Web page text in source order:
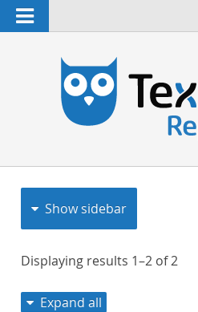
Navigation
Show sidebar
Displaying results 1–2 of2
Expand all